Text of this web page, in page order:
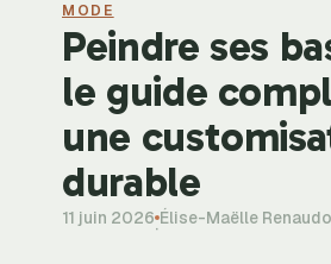
Beauté
Développement
Bien-être
MODE
Peindre ses
le guide
une
durable
11 juin 2026·Élise-Maëlle